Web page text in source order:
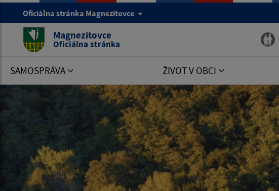
Oficiálna stránka Magnezitovce
Magnezitovce
Oficiálna stránka
SAMOSPRÁVA ŽIVOT V OBCI